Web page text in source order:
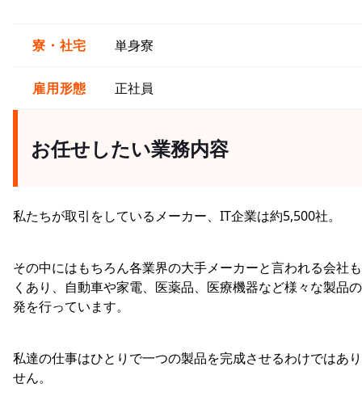
寮・社宅 単身寮
雇用形態 正社員
お任せしたい業務内容
私たちが取引をしているメーカー、IT企業は約5,500社。
その中にはもちろん各業界の大手メーカーと言われる会社
くあり、自動車や家電、医薬品、医療機器など様々な製品
発を行っています。
私達の仕事はひとりで一つの製品を完成させるわけではあ
せん。